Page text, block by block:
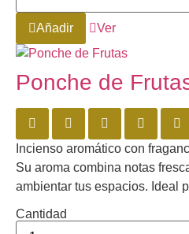
Añadir Ver
Ponche de
Incienso aromático con
Su aroma combina notas
ambientar tus espacios. Ideal
Cantidad